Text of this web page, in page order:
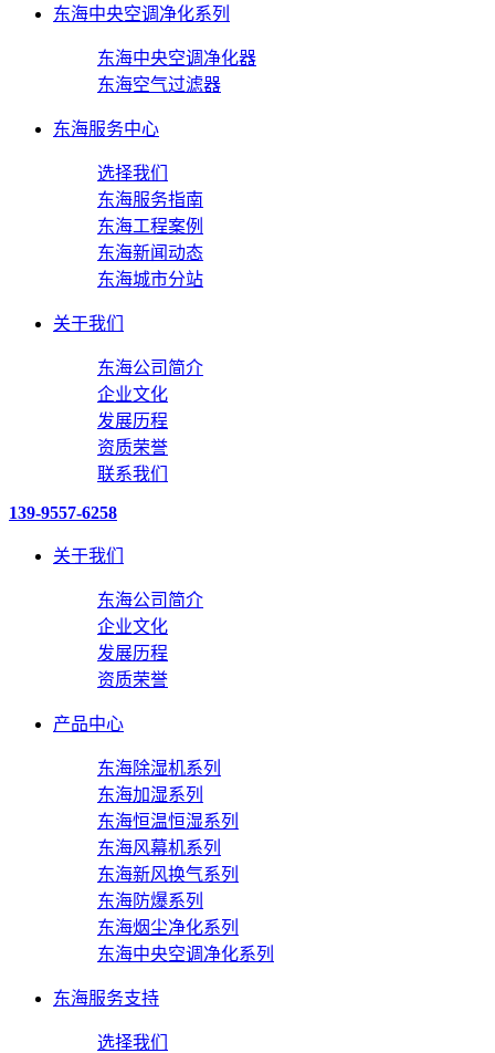
东海中央空调净化系列
东海中央空调净化器
东海空气过滤器
东海服务中心
选择我们
东海服务指南
东海工程案例
东海新闻动态
东海城市分站
关于我们
东海公司简介
企业文化
发展历程
资质荣誉
联系我们
139-9557-6258
关于我们
东海公司简介
企业文化
发展历程
资质荣誉
产品中心
东海除湿机系列
东海加湿系列
东海恒温恒湿系列
东海风幕机系列
东海新风换气系列
东海防爆系列
东海烟尘净化系列
东海中央空调净化系列
东海服务支持
选择我们